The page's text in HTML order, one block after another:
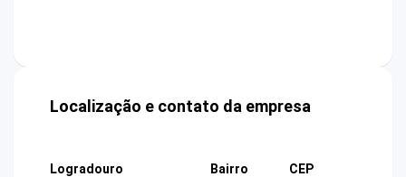
Localização e contato da empresa
Logradouro
Bairro
CEP